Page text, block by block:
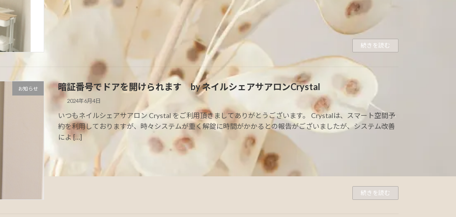
続きを読む
お知らせ 暗証番号でドアを開けられます by ネイルシェアサアロンCrystal
2024年6月4日
いつもネイルシェアサアロン Crystal をご利用頂きましてありがとうございます。 Crystalは、スマート空間予
約を利用しておりますが、時々システムが重く解錠に時間がかかるとの報告がございましたが、システム改善
によ […]
続きを読む